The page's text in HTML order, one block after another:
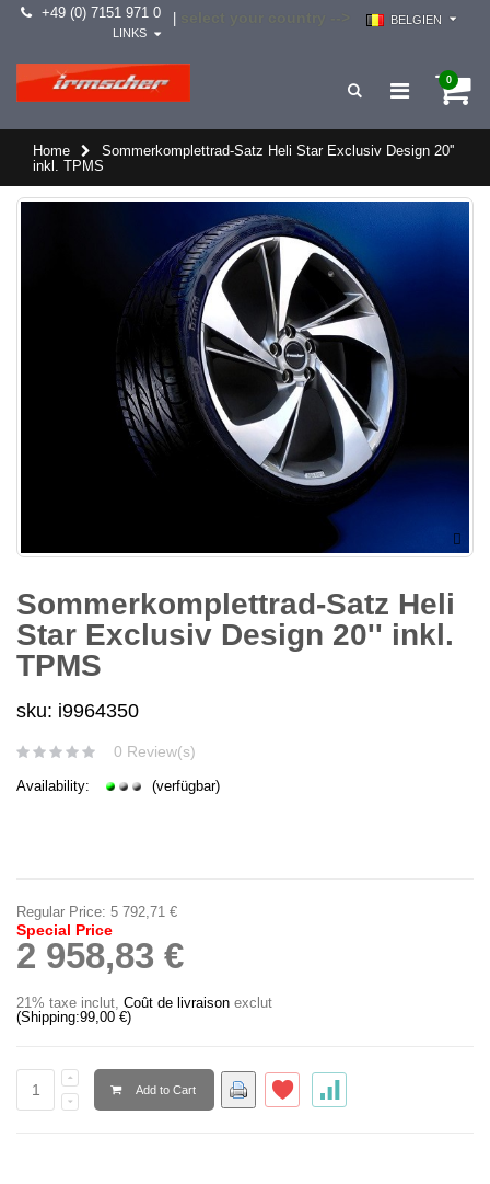
+49 (0) 7151 971 0
BELGIEN
LINKS
0
Home
Sommerkomplettrad-Satz Heli Star Exclusiv Design 20''
inkl. TPMS
Sommerkomplettrad-Satz Heli
Star Exclusiv Design 20'' inkl.
TPMS
sku: i9964350
0 Review(s)
Availability: (verfügbar)
Regular Price: 5 792,71 €
Special Price
2 958,83 €
21% taxe inclut, Coût de livraison exclut
(Shipping:99,00 €)
Add to Cart